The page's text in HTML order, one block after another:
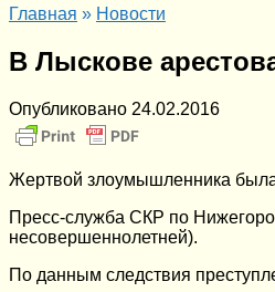
Главная » Новости
В Лыскове
Опубликовано 24.02.2016
Жертвой злоумышленника
Пресс-служба СКР по
несовершеннолетней).
По данным следствия